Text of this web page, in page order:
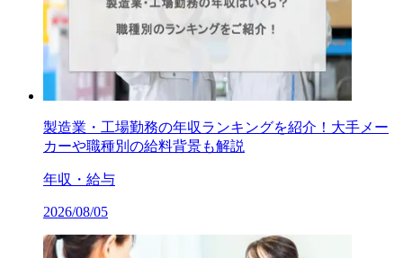
製造業・工場勤務の年収ランキングを紹介！大手メー
カーや職種別の給料背景も解説
年収・給与
2026/08/05